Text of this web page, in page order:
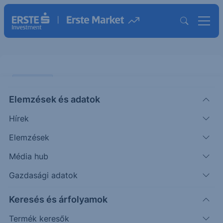
Elemzések és adatok
Hírek
Elemzések
Média hub
Gazdasági adatok
Keresés és árfolyamok
Termék keresők
világgazdaságra? A háborúval érintett országok
gazdaságára negatívan. A légiközlekedés